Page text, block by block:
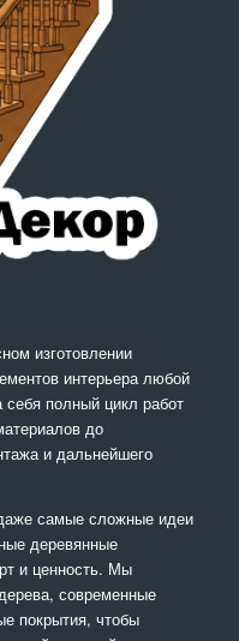
изготовлении
интерьера любой
полный цикл работ
до
и дальнейшего
самые сложные идеи
деревянные
и ценность. Мы
современные
покрытия, чтобы